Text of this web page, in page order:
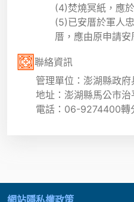
(4)焚燒冥紙，應
(5)已安厝於軍人
厝，應由原申請
聯絡資訊
管理單位：澎湖縣政府
地址：澎湖縣馬公市
電話：06-9274400轉
網站隱私權政策